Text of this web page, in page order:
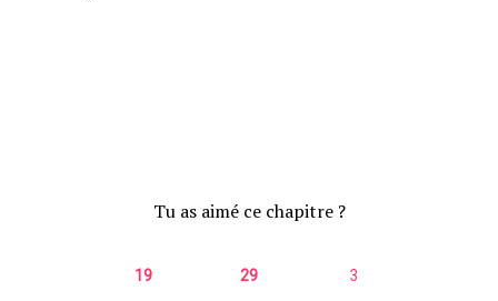
Tu as aimé ce chapitre ?
19 29 3